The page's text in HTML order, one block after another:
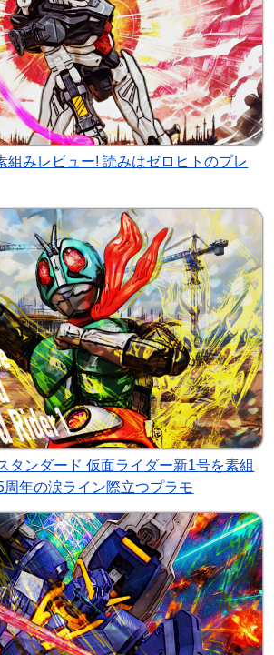
組みレビュー! 読みはゼロヒトのプレ
タンダード 仮面ライダー新1号を素組
年の涙ライン際立つプラモ